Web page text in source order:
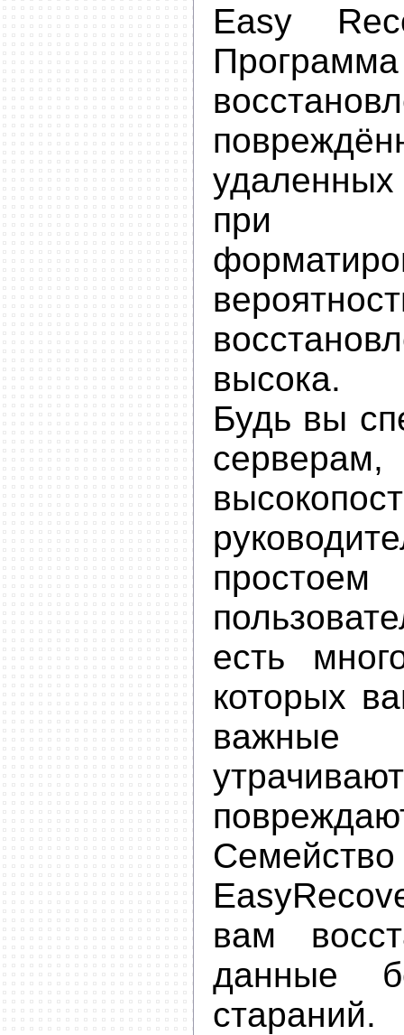
Easy
при
высока.
Будь вы
серверам,
есть
которых
вам
данные
стараний.